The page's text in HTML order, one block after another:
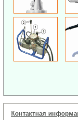
Контактная